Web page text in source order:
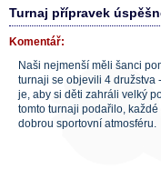
Turnaj přípravek
Komentář:
Naši nejmenší měli šanci
turnaji se objevili 4 družstva
je, aby si děti zahráli velký
tomto turnaji podařilo,
dobrou sportovní atmosféru.